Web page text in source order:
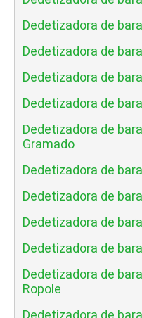
Dedetizadora de
Dedetizadora de
Dedetizadora de
Dedetizadora de
Dedetizadora de
Gramado
Dedetizadora de
Dedetizadora de
Dedetizadora de
Dedetizadora de
Dedetizadora de
Ropole